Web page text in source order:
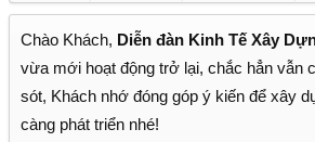
Chào Khách, Diễn đàn Kinh Tế Xây
vừa mới hoạt động trở lại, chắc hẳn vẫn
sót, Khách nhớ đóng góp ý kiến để xây
càng phát triển nhé!